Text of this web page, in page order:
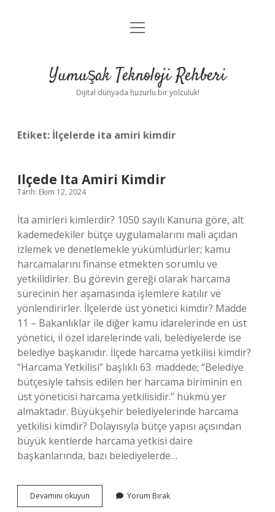
Anasayfa
Yasal Uyarı
menüyü
Yumuşak Teknoloji Rehberi
Dijital dünyada huzurlu bir yolculuk!
Etiket: İlçelerde ita amiri kimdir
Ilçede Ita Amiri Kimdir
Tarih: Ekim 12, 2024
İta amirleri kimlerdir? 1050 sayılı Kanuna göre, alt
kademedekiler bütçe uygulamalarını mali açıdan
izlemek ve denetlemekle yükümlüdürler; kamu
harcamalarını finanse etmekten sorumlu ve
yetkilidirler. Bu görevin gereği olarak harcama
sürecinin her aşamasında işlemlere katılır ve
yönlendirirler. İlçelerde üst yönetici kimdir? Madde
11 – Bakanlıklar ile diğer kamu idarelerinde en üst
yönetici, il özel idarelerinde vali, belediyelerde ise
belediye başkanıdır. İlçede harcama yetkilisi kimdir?
“Harcama Yetkilisi” başlıklı 63. maddede; “Belediye
bütçesiyle tahsis edilen her harcama biriminin en
üst yöneticisi harcama yetkilisidir.” hükmü yer
almaktadır. Büyükşehir belediyelerinde harcama
yetkilisi kimdir? Dolayısıyla bütçe yapısı açısından
büyük kentlerde harcama yetkisi daire
başkanlarında, bazı belediyelerde…
Devamını okuyun
Ita
Yorum Bırak